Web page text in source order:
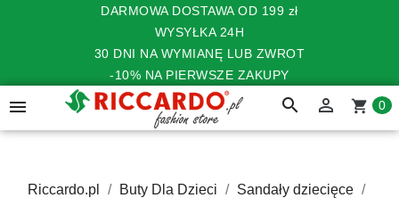
DARMOWA DOSTAWA OD 199 zł
WYSYŁKA 24H
30 DNI NA WYMIANĘ LUB ZWROT
-10% NA PIERWSZE ZAKUPY
 search  shopping_cart 0
Riccardo.pl Buty Dla Dzieci
Sandały dziecięce